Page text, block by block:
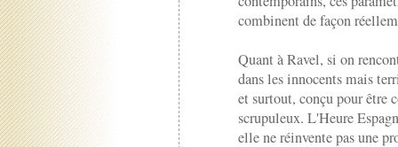
combinent de façon
Quant à Ravel, si on
dans les innocents mais
et surtout, conçu pour être
scrupuleux. L'Heure
elle ne réinvente pas une